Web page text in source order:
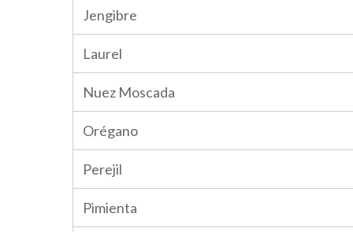
Jengibre
Laurel
Nuez Moscada
Orégano
Perejil
Pimienta